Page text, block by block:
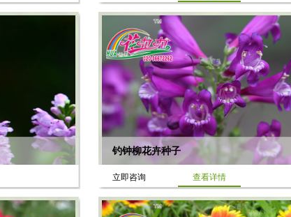
钓钟柳花卉种子
立即咨询 查看详情